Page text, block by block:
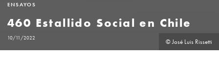
ENSAYOS
460 Estallido Social en Chile
10/11/2022 © José Luis Rissetti